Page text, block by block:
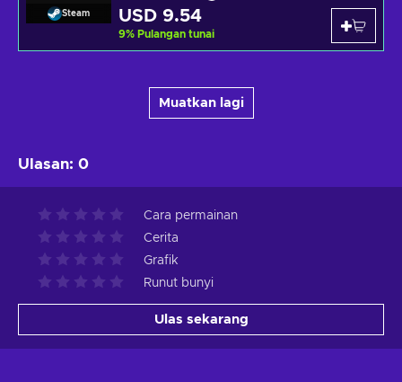
Steam USD 9.54
9% Pulangan tunai
Muatkan lagi
Ulasan: 0
Cara permainan
Cerita
Grafik
Runut bunyi
Ulas sekarang